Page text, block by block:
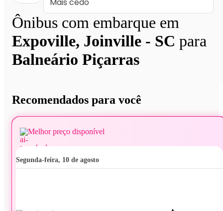
Ônibus com embarque em
Expoville, Joinville - SC para
Balneário Piçarras
Recomendados para você
Melhor preço disponível
segunda-feira, 10 de agosto